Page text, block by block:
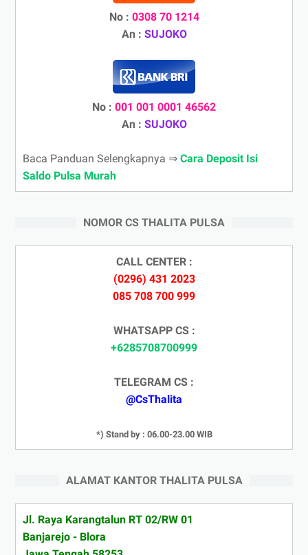
No : 0308 70 1214
An : SUJOKO
No : 001 001 0001 46562
An : SUJOKO
Baca Panduan Selengkapnya ⇒ Cara Deposit Isi
Saldo Pulsa Murah
NOMOR CS THALITA PULSA
CALL CENTER :
(0296) 431 2023
085 708 700 999
WHATSAPP CS :
+6285708700999
TELEGRAM CS :
@CsThalita
*) Stand by : 06.00-23.00 WIB
ALAMAT KANTOR THALITA PULSA
Jl. Raya Karangtalun RT 02/RW 01
Banjarejo - Blora